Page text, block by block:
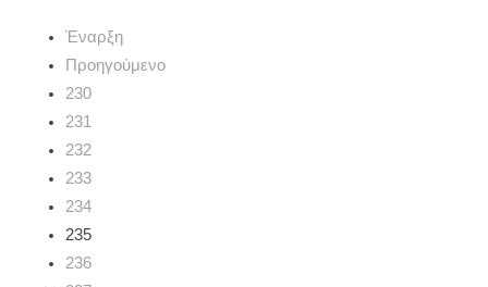
Έναρξη
Προηγούμενο
230
231
232
233
234
235
236